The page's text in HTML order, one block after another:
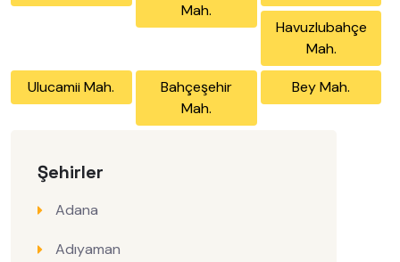
Şehirler
Adana
Adıyaman
Mah.
Havuzlubahçe
Mah.
Ulucamii Mah.
Bahçeşehir
Mah.
Bey Mah.